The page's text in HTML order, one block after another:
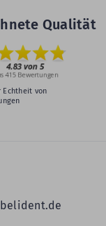
Qualität
Echtheit von